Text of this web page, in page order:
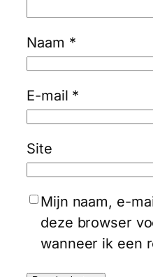
Naam *
E-mail *
Site
Mijn naam, e-
deze browser
wanneer ik een